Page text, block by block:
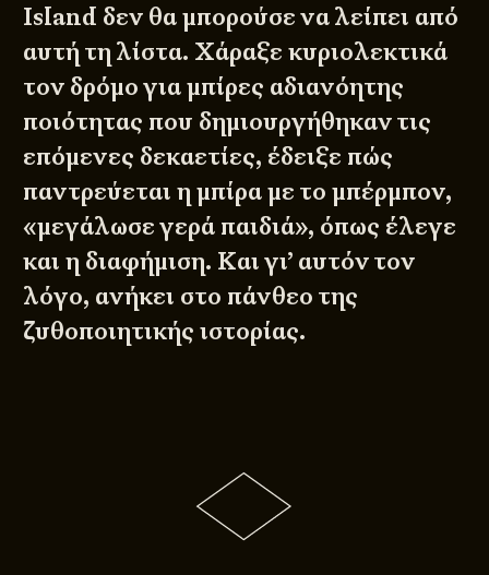
Island δεν θα μπορούσε να λείπει από
αυτή τη λίστα. Χάραξε κυριολεκτικά
τον δρόμο για μπίρες αδιανόητης
ποιότητας που δημιουργήθηκαν τις
επόμενες δεκαετίες, έδειξε πώς
παντρεύεται η μπίρα με το μπέρμπον,
«μεγάλωσε γερά παιδιά», όπως έλεγε
και η διαφήμιση. Και γι’ αυτόν τον
λόγο, ανήκει στο πάνθεο της
ζυθοποιητικής ιστορίας.